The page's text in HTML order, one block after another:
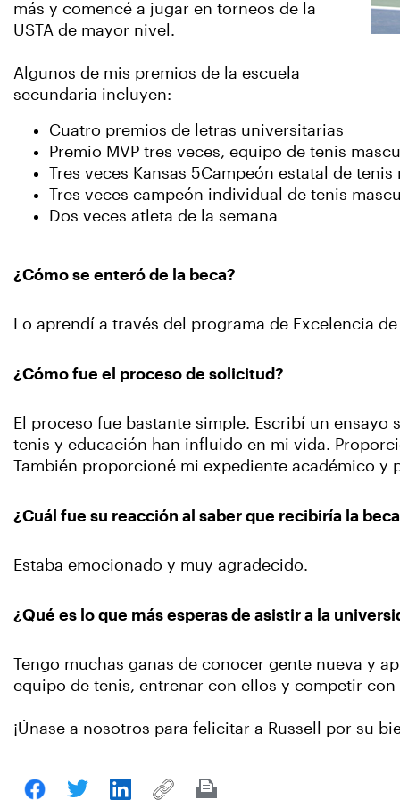
más y comencé a jugar en torneos de la
USTA de mayor nivel.
Algunos de mis premios de la escuela
secundaria incluyen:
Cuatro premios de letras universitarias
Premio MVP tres veces, equipo de tenis
Tres veces Kansas 5Campeón estatal de
Tres veces campeón individual de tenis
Dos veces atleta de la semana
¿Cómo se enteró de la beca?
Lo aprendí a través del programa de Excelencia de
¿Cómo fue el proceso de solicitud?
El proceso fue bastante simple. Escribí un
tenis y educación han influido en mi vida.
También proporcioné mi expediente académico y
¿Cuál fue su reacción al saber que recibiría la
Estaba emocionado y muy agradecido.
¿Qué es lo que más esperas de asistir a la
Tengo muchas ganas de conocer gente nueva y
equipo de tenis, entrenar con ellos y competir
¡Únase a nosotros para felicitar a Russell por su